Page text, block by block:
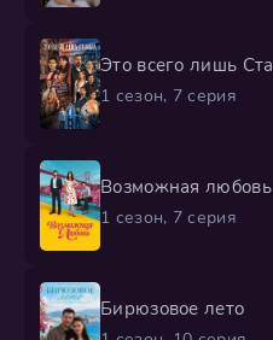
Это всего лишь
1 сезон, 7 серия
Возможная любовь
1 сезон, 7 серия
Бирюзовое лето